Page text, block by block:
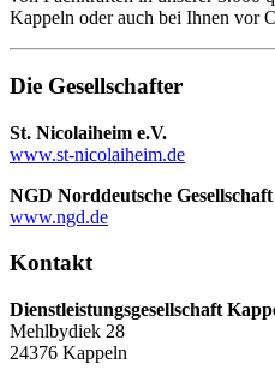
Kappeln oder auch bei Ihnen vor
Die Gesellschafter
St. Nicolaiheim e.V.
www.st-nicolaiheim.de
NGD Norddeutsche
www.ngd.de
Kontakt
Dienstleistungsgesellschaft
Mehlbydiek 28
24376 Kappeln